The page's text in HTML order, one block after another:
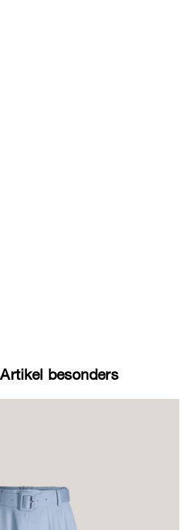
besonders